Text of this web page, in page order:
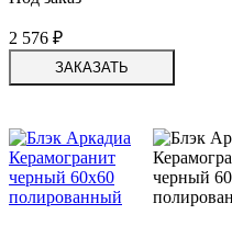
2 576 ₽
ЗАКАЗАТЬ